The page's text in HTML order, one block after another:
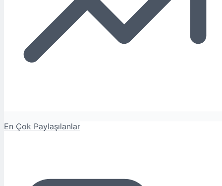
En Çok Paylaşılanlar